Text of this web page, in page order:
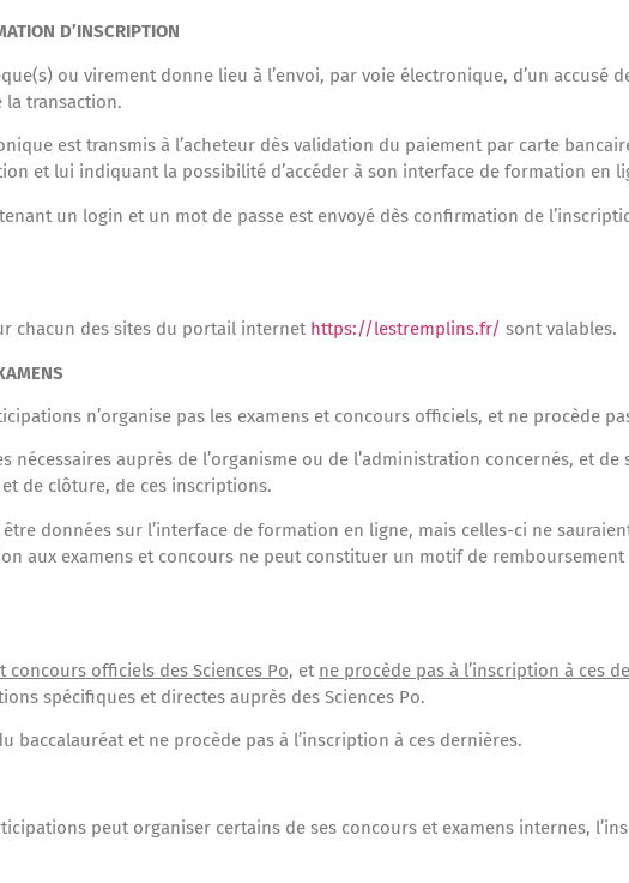
D’INSCRIPTION
ou virement donne lieu à l’envoi, par voie électronique, d’un accusé
la transaction.
est transmis à l’acheteur dès validation du paiement par carte
et lui indiquant la possibilité d’accéder à son interface de formation en
un login et un mot de passe est envoyé dès confirmation de
chacun des sites du portail internet https://lestremplins.fr/ sont valables.
n’organise pas les examens et concours officiels, et ne procède
nécessaires auprès de l’organisme ou de l’administration concernés, et
de clôture, de ces inscriptions.
données sur l’interface de formation en ligne, mais celles-ci ne
aux examens et concours ne peut constituer un motif de remboursement
concours officiels des Sciences Po, et ne procède pas à l’inscription à ces
spécifiques et directes auprès des Sciences Po.
baccalauréat et ne procède pas à l’inscription à ces dernières.
peut organiser certains de ses concours et examens internes,